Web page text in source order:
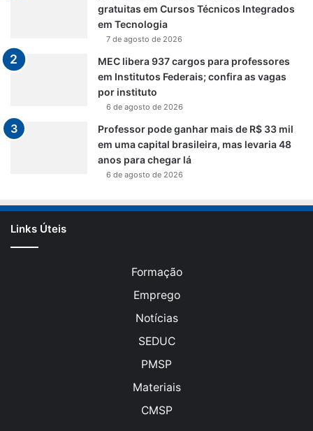
gratuitas em Cursos Técnicos Integrados
em Tecnologia
7 de agosto de 2026
MEC libera 937 cargos para professores
em Institutos Federais; confira as vagas
por instituto
6 de agosto de 2026
Professor pode ganhar mais de R$ 33 mil
em uma capital brasileira, mas levaria 48
anos para chegar lá
6 de agosto de 2026
Links Úteis
Formação
Emprego
Notícias
SEDUC
PMSP
Materiais
CMSP